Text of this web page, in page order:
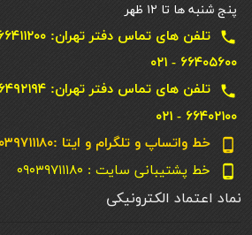
پنج شنبه ها تا ۱۲ ظهر
local_phone
۶۶۴۰۵۶۰۰ - ۰۲۱
local_phone
۶۶۴۰۲۱۰۰ - ۰۲۱
phone_android خط واتساپ و تلگرام و ایتا :۰۹۰۳۹۷۱۱۱۸۰
phone_android خط پشتیبانی سایت : ۰۹۰۳۹۷۱۱۱۸۰
نماد اعتماد الکترونیکی